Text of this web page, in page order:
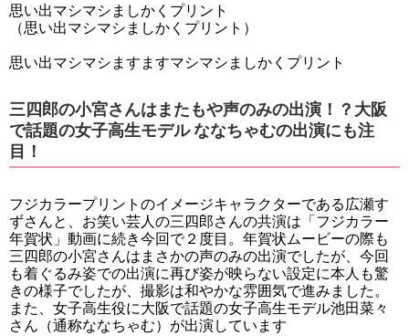
思い出マシマシましかくプリント
（思い出マシマシましかくプリント）
思い出マシマシますますマシマシましかくプリント
三四郎の小宮さんはまたもや声のみの出演！？大阪
で話題の女子高生モデル ななちゃむの出演にも注
目！
フジカラープリントのイメージキャラクターである広瀬す
ずさんと、お笑い芸人の三四郎さんの共演は「フジカラー
年賀状」動画に続き今回で２度目。年賀状ムービーの際も
三四郎の小宮さんはまさかの声のみの出演でしたが、今回
も着ぐるみ姿での出演に再び姿が映らない設定に本人も驚
きの様子でしたが、撮影は和やかな雰囲気で進みました。
また、女子高生役に大阪で話題の女子高生モデル池田菜々
さん（通称ななちゃむ）が出演しています